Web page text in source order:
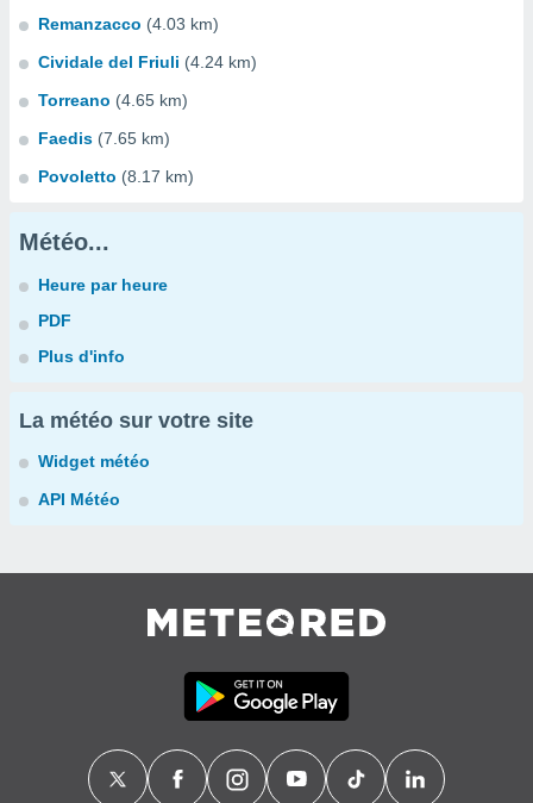
Remanzacco (4.03 km)
Cividale del Friuli (4.24 km)
Torreano (4.65 km)
Faedis (7.65 km)
Povoletto (8.17 km)
Météo...
Heure par heure
PDF
Plus d'info
La météo sur votre site
Widget météo
API Météo